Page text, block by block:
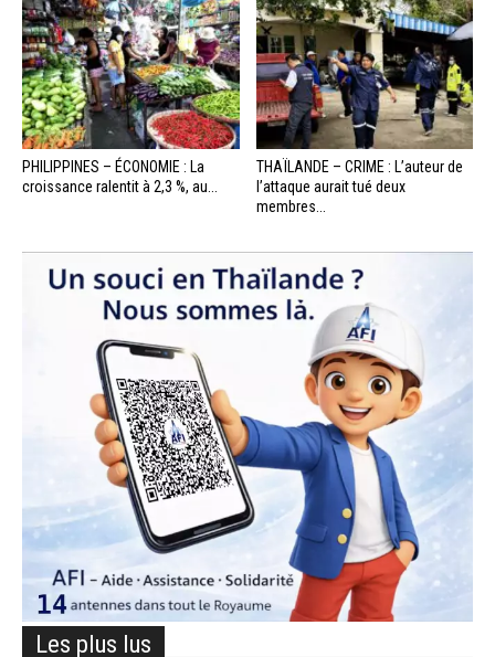
PHILIPPINES – ÉCONOMIE : La
croissance ralentit à 2,3 %, au...
THAÏLANDE – CRIME : L’auteur de
l’attaque aurait tué deux
membres...
Les plus lus